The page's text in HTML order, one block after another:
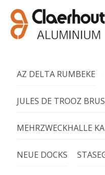
AZ DELTA RUMBEKE
JULES DE TROOZ
MEHRZWECKHALLE
NEUE DOCKS